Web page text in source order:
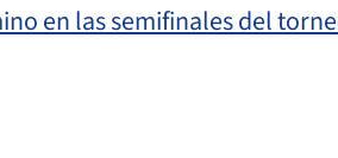
en las semifinales del